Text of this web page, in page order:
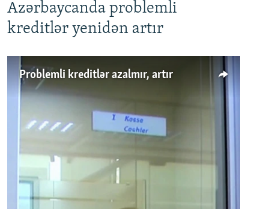
Azərbaycanda problemli
kreditlər yenidən artır
Problemli kreditlər azalmır, artır